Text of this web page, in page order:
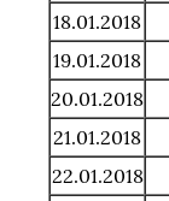
18.01.2018
19.01.2018
20.01.2018
21.01.2018
22.01.2018